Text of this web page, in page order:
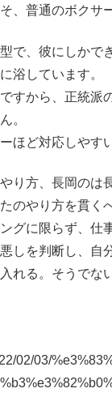
、普通のボクサ
で、彼にしかで
浴しています。
すから、正統派
。
ほど対応しやすい
り方、長岡のは
のやり方を貫く
グに限らず、仕
しを判断し、自
れる。そうでな
02/03/